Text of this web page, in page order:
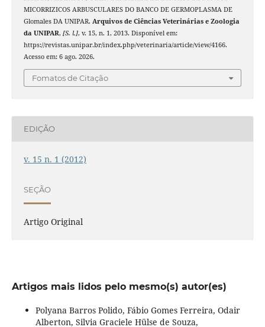
MICORRIZICOS ARBUSCULARES DO BANCO DE GERMOPLASMA DE
Glomales DA UNIPAR. Arquivos de Ciências Veterinárias e Zoologia
da UNIPAR, [S. l.], v. 15, n. 1, 2013. Disponível em:
https://revistas.unipar.br/index.php/veterinaria/article/view/4166.
Acesso em: 6 ago. 2026.
Fomatos de Citação
EDIÇÃO
v. 15 n. 1 (2012)
SEÇÃO
Artigo Original
Artigos mais lidos pelo mesmo(s) autor(es)
Polyana Barros Polido, Fábio Gomes Ferreira, Odair
Alberton, Silvia Graciele Hülse de Souza,